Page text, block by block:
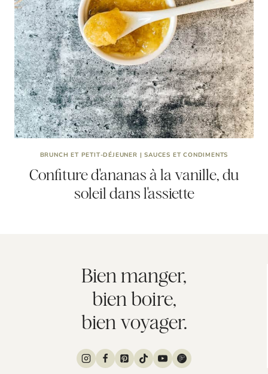
BRUNCH ET PETIT-DÉJEUNER |SAUCES ET CONDIMENTS
Confiture d'ananas à la vanille, du
soleil dans l'assiette
Bien manger,
bien boire,
bien voyager.